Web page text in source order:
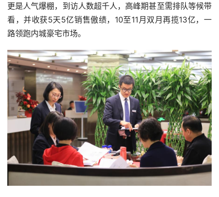
更是人气爆棚，到访人数超千人，高峰期甚至需排队等候带
看，并收获5天5亿销售傲绩，10至11月双月再揽13亿，一
路领跑内城豪宅市场。